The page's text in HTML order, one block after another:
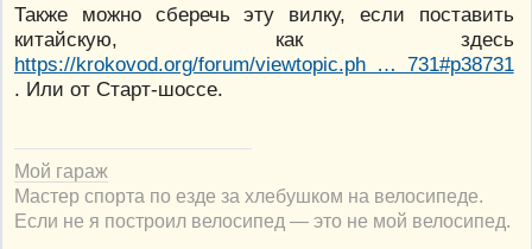
Также можно сберечь эту вилку, если поставить
китайскую, как здесь
https://krokovod.org/forum/viewtopic.ph … 731#p38731
. Или от Старт-шоссе.
Мой гараж
Мастер спорта по езде за хлебушком на велосипеде.
Если не я построил велосипед — это не мой велосипед.